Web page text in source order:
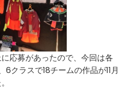
応募があったので、今回は各
クラスで18チームの作品が11月